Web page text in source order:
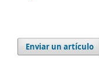
Enviar un artículo